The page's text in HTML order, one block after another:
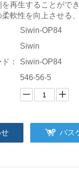
再生することがで
軟性を向上させる、
Siwin-OP84
Siwin
：
Siwin-OP84
546-56-5
バス